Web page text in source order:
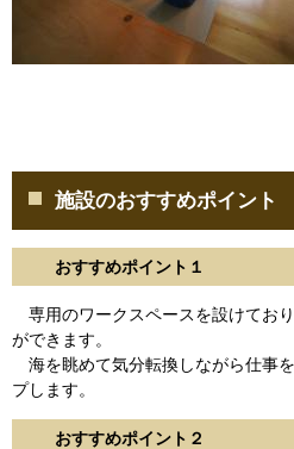
施設のおすすめポイント
おすすめポイント１
専用のワークスペースを設けてお
ができます。
海を眺めて気分転換しながら仕事
プします。
おすすめポイント２